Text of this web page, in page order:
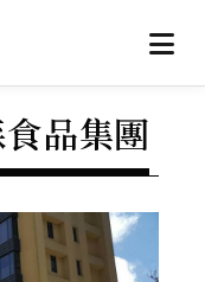
品集團